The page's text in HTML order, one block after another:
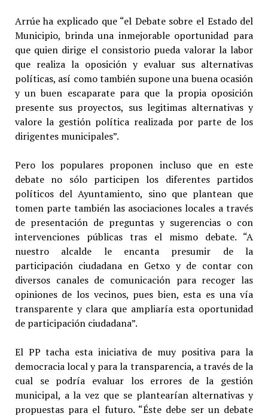
Arrúe ha explicado que “el Debate sobre el Estado del
Municipio, brinda una inmejorable oportunidad para
que quien dirige el consistorio pueda valorar la labor
que realiza la oposición y evaluar sus alternativas
políticas, así como también supone una buena ocasión
y un buen escaparate para que la propia oposición
presente sus proyectos, sus legitimas alternativas y
valore la gestión política realizada por parte de los
dirigentes municipales”.
Pero los populares proponen incluso que en este
debate no sólo participen los diferentes partidos
políticos del Ayuntamiento, sino que plantean que
tomen parte también las asociaciones locales a través
de presentación de preguntas y sugerencias o con
intervenciones públicas tras el mismo debate. “A
nuestro alcalde le encanta presumir de la
participación ciudadana en Getxo y de contar con
diversos canales de comunicación para recoger las
opiniones de los vecinos, pues bien, esta es una vía
transparente y clara que ampliaría esta oportunidad
de participación ciudadana”.
El PP tacha esta iniciativa de muy positiva para la
democracia local y para la transparencia, a través de la
cual se podría evaluar los errores de la gestión
municipal, a la vez que se plantearían alternativas y
propuestas para el futuro. “Éste debe ser un debate